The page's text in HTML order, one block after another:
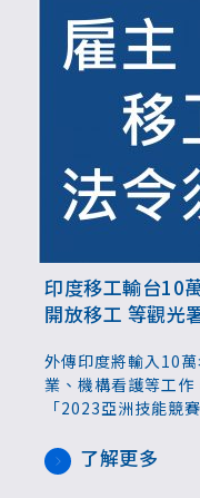
印度移工輸台10
開放移工 等觀光
外傳印度將輸入10
業、機構看護等工
「2023亞洲技能競
進行後續工作層級會
是10萬名、細節還要
了解更多